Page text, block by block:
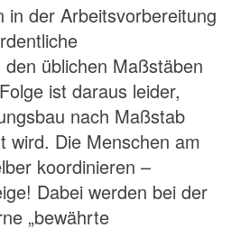
in der Arbeitsvorbereitung
üblichen Maßstäben
ist daraus leider,
nach Maßstab
wird. Die Menschen am
koordinieren –
Dabei werden bei der
„bewährte